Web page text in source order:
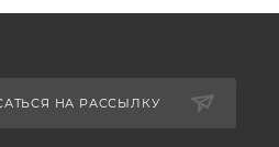
НА РАССЫЛКУ